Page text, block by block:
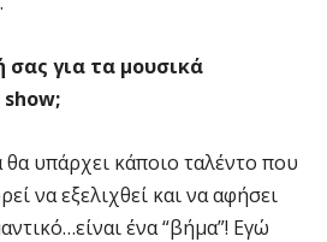
σας για τα μουσικά
υπάρχει κάποιο ταλέντο που
να εξελιχθεί και να αφήσει
ένα “βήμα”! Εγώ